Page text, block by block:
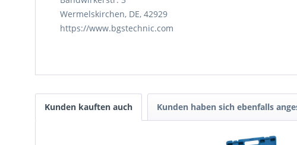
Wermelskirchen, DE, 42929
https://www.bgstechnic.com
Kunden kauften auch Kunden haben sich ebenfalls